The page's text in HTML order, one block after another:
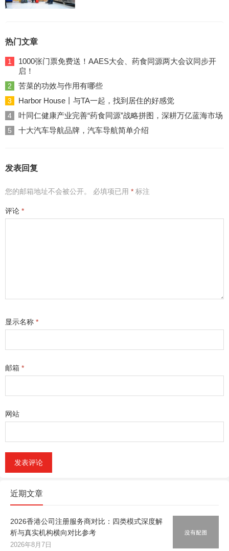
热门文章
1
1000张门票免费送！AAES大会、药食同源两大会议同步开
启！
2 苦菜的功效与作用有哪些
3 Harbor House丨与TA一起，找到居住的好感觉
4 叶同仁健康产业完善“药食同源”战略拼图，深耕万亿蓝海市场
5 十大汽车导航品牌，汽车导航简单介绍
发表回复
您的邮箱地址不会被公开。 必填项已用 * 标注
评论 *
显示名称 *
邮箱 *
网站
近期文章
2026香港公司注册服务商对比：四类模式深度解
析与真实机构横向对比参考
2026年8月7日